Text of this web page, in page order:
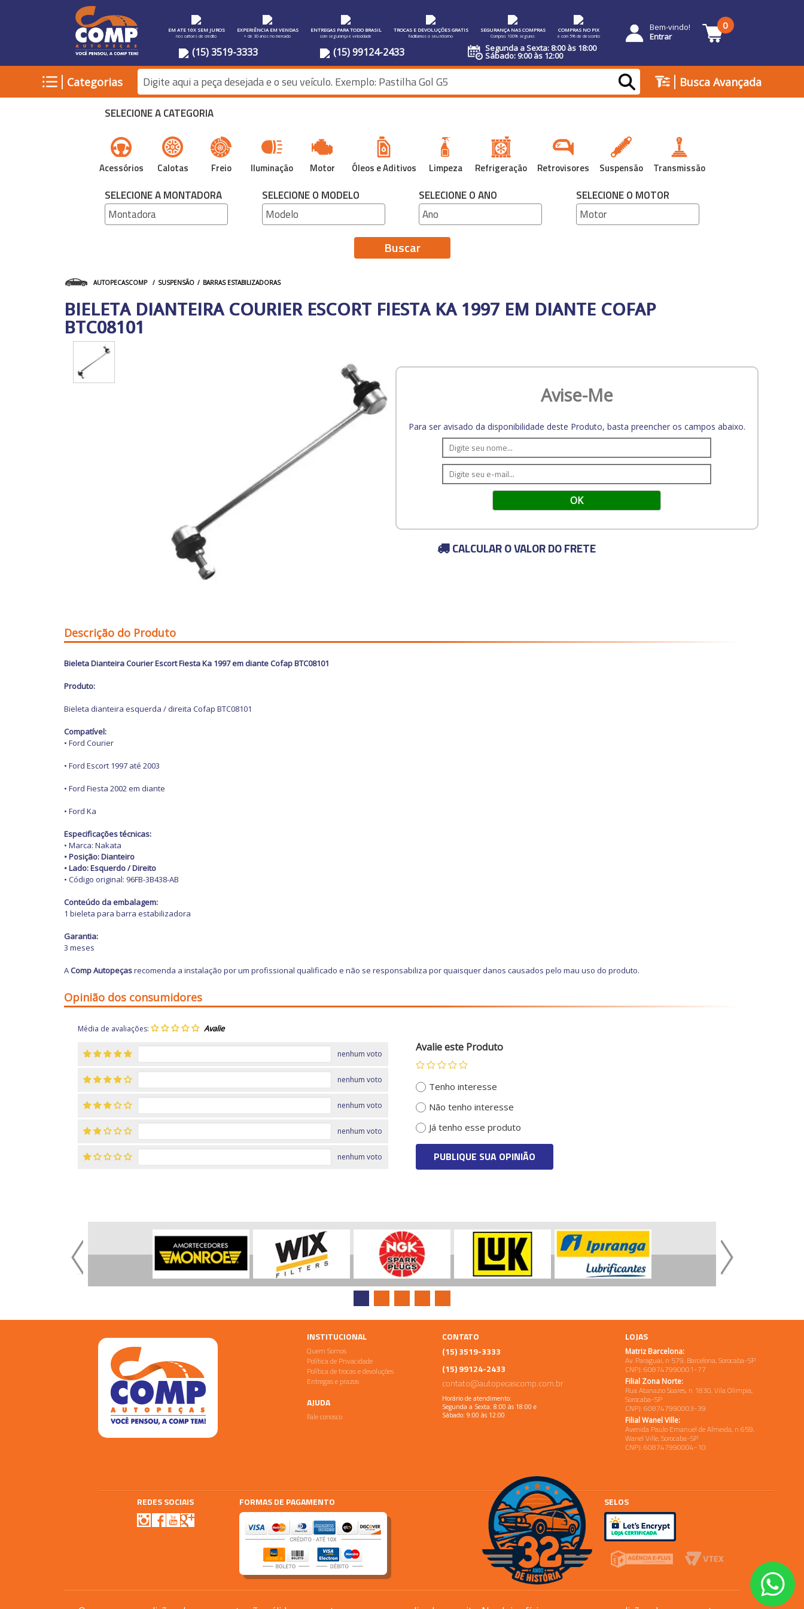
EM ATE 10X SEM JUROS
nos cartoes de credito
EXPERIÊNCIA EM VENDAS
+ de 30 anos no mercado
ENTREGAS PARA TODO BRASIL
com segurança e velocidade
TROCAS E DEVOLUÇÕES GRATIS
Facilitamos o seu retorno
SEGURANÇA NAS COMPRAS
Compras 100% seguras
COMPRAS NO PIX
e com 5% de desconto
(15) 3519-3333 (15) 99124-2433 Segunda a Sexta: 8:00 às 18:00
Sábado: 9:00 às 12:00
Bem-vindo!
Entrar
0
| Categorias | Busca Avançada
SELECIONE A CATEGORIA
Acessórios Calotas Freio Iluminação Motor Óleos e Aditivos Limpeza Refrigeração Retrovisores Suspensão Transmissão
SELECIONE A MONTADORA SELECIONE O MODELO SELECIONE O ANO SELECIONE O MOTOR
Buscar
AUTOPECASCOMP SUSPENSÃO BARRAS ESTABILIZADORAS
BIELETA DIANTEIRA COURIER ESCORT FIESTA KA 1997 EM DIANTE COFAP
BTC08101
Avise-Me
Para ser avisado da disponibilidade deste Produto, basta preencher os campos abaixo.
CALCULAR O VALOR DO FRETE
Descrição do Produto
Bieleta Dianteira Courier Escort Fiesta Ka 1997 em diante Cofap BTC08101
Produto:
Bieleta dianteira esquerda / direita Cofap BTC08101
Compatível:
• Ford Courier
• Ford Escort 1997 até 2003
• Ford Fiesta 2002 em diante
• Ford Ka
Especificações técnicas:
• Marca: Nakata
• Posição: Dianteiro
• Lado: Esquerdo / Direito
• Código original: 96FB-3B438-AB
Conteúdo da embalagem:
1 bieleta para barra estabilizadora
Garantia:
3 meses
AComp Autopeçasrecomenda a instalação por um profissional qualificado e não se responsabiliza por quaisquer danos causados pelo mau uso do produto.
Opinião dos consumidores
Média de avaliações:
nenhum voto
nenhum voto
nenhum voto
nenhum voto
nenhum voto
Avalie este Produto
Tenho interesse
Não tenho interesse
Já tenho esse produto
PUBLIQUE SUA OPINIÃO
INSTITUCIONAL
Quem Somos
Política de Privacidade
Política de trocas e devoluções
Entregas e prazos
AJUDA
Fale conosco
CONTATO
(15) 3519-3333
(15) 99124-2433
contato@autopecascomp.com.br
Horário de atendimento:
Segunda a Sexta: 8:00 às 18:00 e
Sábado: 9:00 às 12:00
LOJAS
Matriz Barcelona:
Av. Paraguai, n 579, Barcelona, Sorocaba-SP
CNPJ: 608747990001-77
Filial Zona Norte:
Rua Atanazio Soares, n 1830, Vila Olimpia,
Sorocaba-SP
CNPJ: 608747990003-39
Filial Wanel Ville:
Avenida Paulo Emanuel de Almeida, n 659,
Wanel Ville, Sorocaba-SP
CNPJ: 608747990004-10
REDES SOCIAIS FORMAS DE PAGAMENTO SELOS